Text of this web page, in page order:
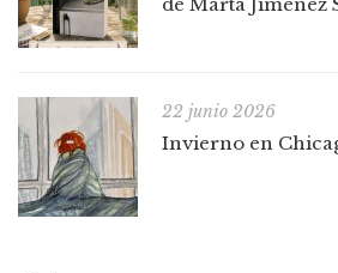
de Marta Jiménez
22 junio 2026
Invierno en